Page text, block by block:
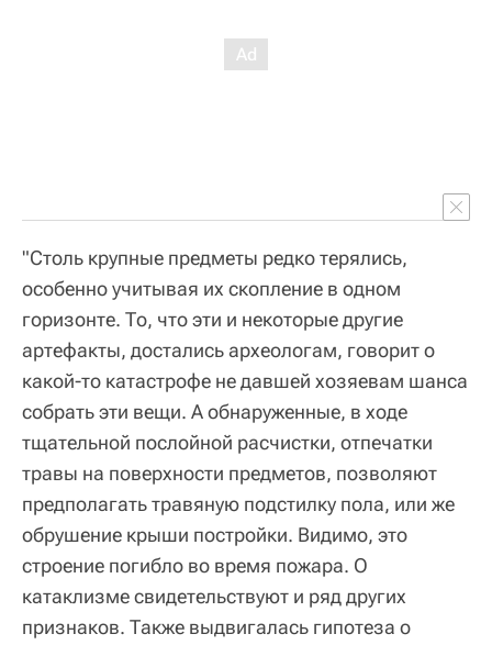
"Столь крупные предметы редко терялись,
особенно учитывая их скопление в одном
горизонте. То, что эти и некоторые другие
артефакты, достались археологам, говорит о
какой-то катастрофе не давшей хозяевам шанса
собрать эти вещи. А обнаруженные, в ходе
тщательной послойной расчистки, отпечатки
травы на поверхности предметов, позволяют
предполагать травяную подстилку пола, или же
обрушение крыши постройки. Видимо, это
строение погибло во время пожара. О
катаклизме свидетельствуют и ряд других
признаков. Также выдвигалась гипотеза о